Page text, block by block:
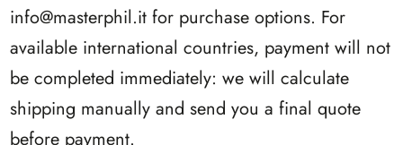
info@masterphil.it for purchase options. For
available international countries, payment will not
be completed immediately: we will calculate
shipping manually and send you a final quote
before payment.